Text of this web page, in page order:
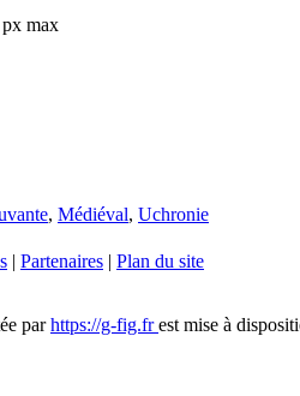
max
, Médiéval, Uchronie
| Partenaires | Plan du site
parhttps://g-fig.frest mise à